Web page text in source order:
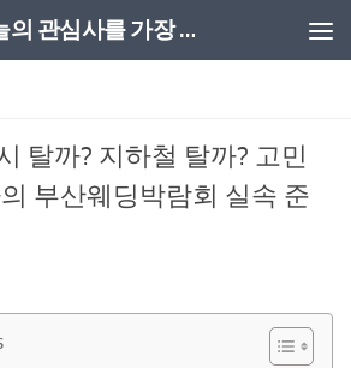
웨이스트킹과 오늘의 관심사를 가장 쉽게 풀어내는 공간
탈까? 지하철 탈까? 고민
부산웨딩박람회 실속 준